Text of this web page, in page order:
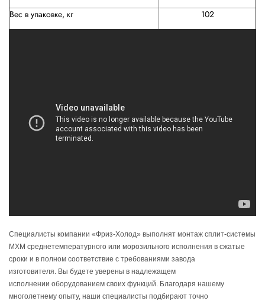
Вес в упаковке, кг
102
Специалисты компании «Фриз-Холод» выполнят монтаж сплит-системы
МХМ среднетемпературного или морозильного исполнения в сжатые
сроки и в полном соответствие с требованиями завода
изготовителя. Вы будете уверены в надлежащем
исполнении оборудованием своих функций. Благодаря нашему
многолетнему опыту, наши специалисты подбирают точно